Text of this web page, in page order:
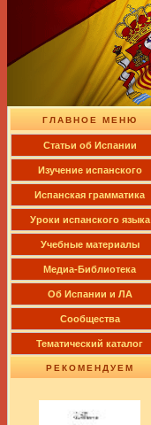
ГЛАВНОЕ МЕНЮ
Cтатьи об Испании
Изучение испанского
Испанская грамматика
Уроки испанского языка
Учебные материалы
Медиа-Библиотека
Об Испании и ЛА
Сообщества
Тематический каталог
РЕКОМЕНДУЕМ